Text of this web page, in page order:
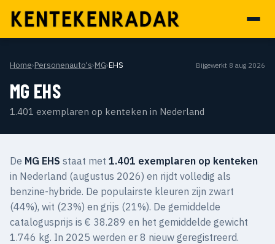
Home›Personenauto's›MG›EHS Bijgewerkt 8 aug 2026
MG EHS
1.401 exemplaren op kenteken in Nederland
De MG EHS staat met 1.401 exemplaren op kenteken
in Nederland (augustus 2026) en rijdt volledig als
benzine-hybride. De populairste kleuren zijn zwart
(44%), wit (23%) en grijs (21%). De gemiddelde
catalogusprijs is € 38.289 en het gemiddelde gewicht
1.746 kg. In 2025 werden er 8 nieuw geregistreerd.